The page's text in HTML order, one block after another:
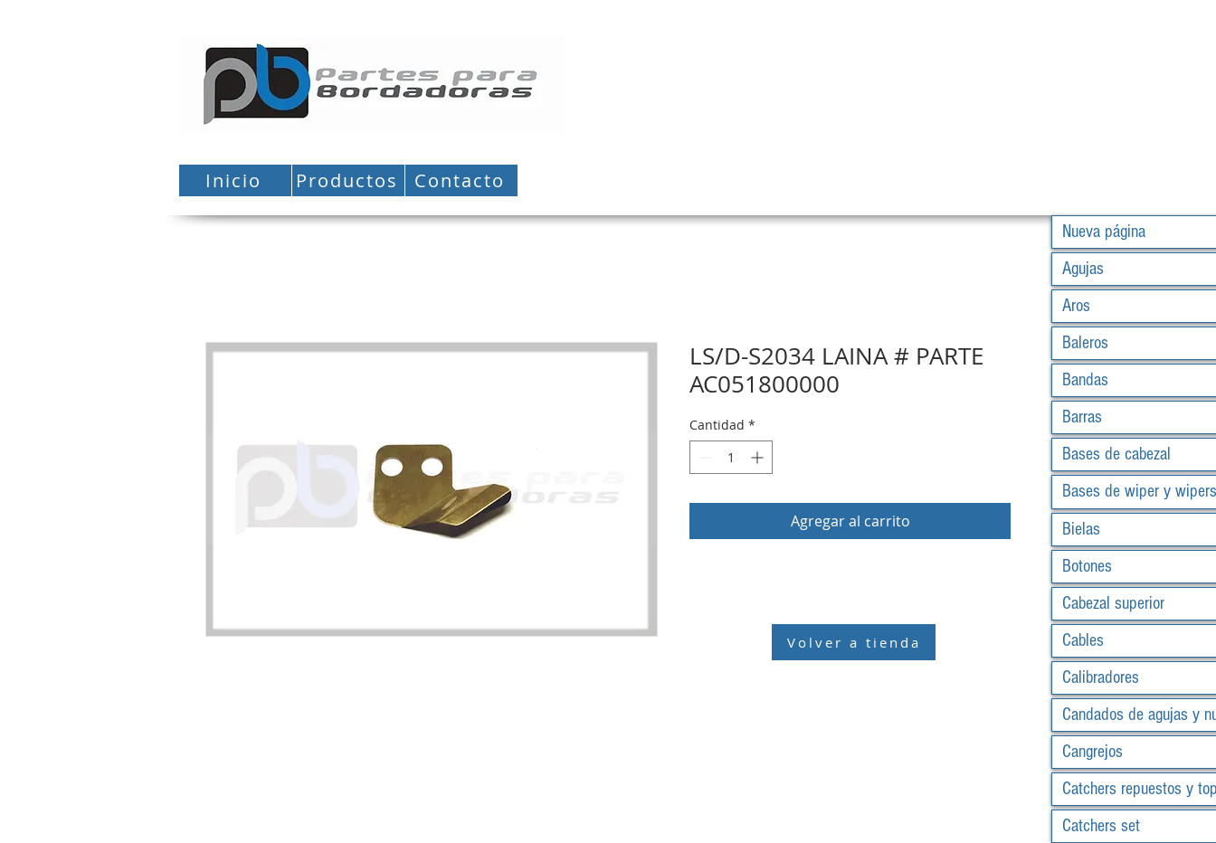
Inicio Productos Contacto
LS/D-S2034 LAINA # PARTE
AC051800000
Cantidad *
Agregar al carrito
Volver a tienda
Nueva página
Agujas
Aros
Baleros
Bandas
Barras
Bases de cabezal
Bases de wiper y wipers
Bielas
Botones
Cabezal superior
Cables
Calibradores
Candados de agujas y
Cangrejos
Catchers repuestos y
Catchers set